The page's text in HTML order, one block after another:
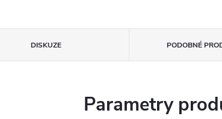
DISKUZE PODOBNÉ
Parametry